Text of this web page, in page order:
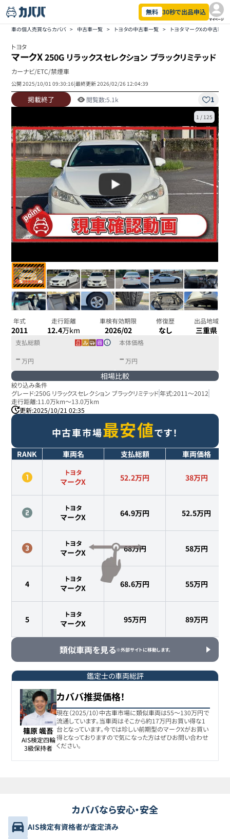
無料 30秒で出品申込
マイページ
車の個人売買ならカババ > 中古車一覧 > トヨタの中古車一覧 > トヨタ マークXの中古車一
トヨタ
マークX250G リラックスセレクション ブラックリミテッド
カーナビ/ETC/禁煙車
公開2025/10/01 09:30:16|最終更新2026/02/26 12:04:39
掲載終了 閲覧数:5.1k 1
1 / 125
年式
2011
走行距離
12.4万km
車検有効期限
2026/02
修復歴
なし
出品地域
三重県
支払総額
- 万円
本体価格
- 万円
相場比較
絞り込み条件
グレード:250G リラックスセレクション ブラックリミテッド年式:2011～2012
走行距離:11.0万km～13.0万km
更新:2025/10/21 02:35
中古車市場最安値です！
RANK 車両名 支払総額 車両価格
トヨタ
マークX 52.2万円 38万円
トヨタ
マークX 64.9万円 52.5万円
トヨタ
マークX 68万円 58万円
4
トヨタ
マークX 68.6万円 55万円
5
トヨタ
マークX 95万円 89万円
類似車両を見る※外部サイトに移動します。
鑑定士の車両総評
篠原 颯吾
AIS検定四輪
3級保持者
カババ推奨価格！
現在（2025/10）中古車市場に類似車両は55〜130万円で
流通しています。当車両はそこから約17万円お買い得な1
台となっています。今では珍しい前期型のマークXがお買い
得となっておりますので気になった方はぜひお問い合わせ
ください。
カババなら安心・安全
AIS検定有資格者が査定済み